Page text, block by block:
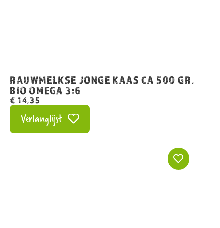
RAUWMELKSE JONGE KAAS CA 500 GR.
BIO OMEGA 3:6
€ 14,35
Verlanglijst